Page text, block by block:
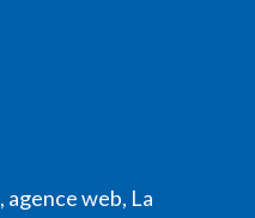
, agence web, La